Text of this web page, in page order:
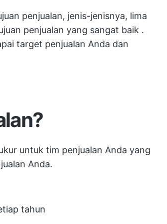
penjualan, jenis-jenisnya, lima
penjualan yang sangat baik .
target penjualan Anda dan
untuk tim penjualan Anda yang
Anda.
tahun